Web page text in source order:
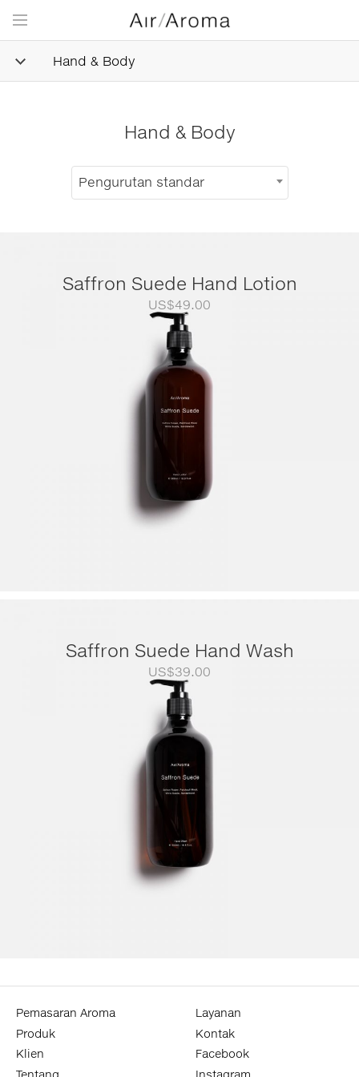
Hand & Body
Hand & Body
Pengurutan standar
Saffron Suede Hand Lotion
US$49.00
Saffron Suede Hand Wash
US$39.00
Pemasaran Aroma
Produk
Klien
Tentang
Layanan
Kontak
Facebook
Instagram